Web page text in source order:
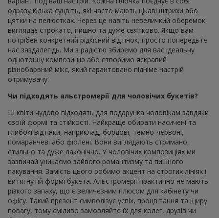
одразу кілька суцвіть, які часто мають цікаві штрихи або
цятки на пелюстках. Через це навіть невеличкий оберемок
виглядає строкато, пишно та дуже святково. Якщо вам
потрібен конкретний рідкісний відтінок, просто попередьте
нас заздалегідь. Ми з радістю збиремо для вас ідеальну
однотонну композицію або створимо яскравий
різнобарвний мікс, який гарантовано підніме настрій
отримувачу.
Чи підходять альстромерії для чоловічих букетів?
Ці квіти чудово підходять для подарунка чоловікам завдяки
своїй формі та стійкості. Найкраще обирати насичені та
глибокі відтінки, наприклад, бордові, темно-червоні,
помаранчеві або фіолені. Вони виглядають стримано,
стильно та дуже лаконічно. У чоловічих композиціях ми
зазвичай уникаємо зайвого романтизму та пишного
пакування. Замість цього робимо акцент на строгих лініях і
витягнутій формі букета. Альстромерії практично не мають
різкого запаху, що є величезним плюсом для кабінету чи
офісу. Такий презент символізує успіх, процвітання та щиру
повагу, тому сміливо замовляйте їх для колег, друзів чи